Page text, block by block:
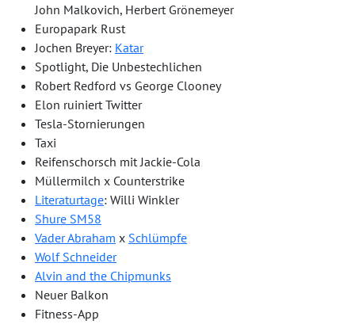
John Malkovich, Herbert Grönemeyer
Europapark Rust
Jochen Breyer: Katar
Spotlight, Die Unbestechlichen
Robert Redford vs George Clooney
Elon ruiniert Twitter
Tesla-Stornierungen
Taxi
Reifenschorsch mit Jackie-Cola
Müllermilch x Counterstrike
Literaturtage: Willi Winkler
Shure SM58
Vader Abraham x Schlümpfe
Wolf Schneider
Alvin and the Chipmunks
Neuer Balkon
Fitness-App